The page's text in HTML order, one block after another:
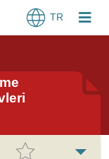
TR